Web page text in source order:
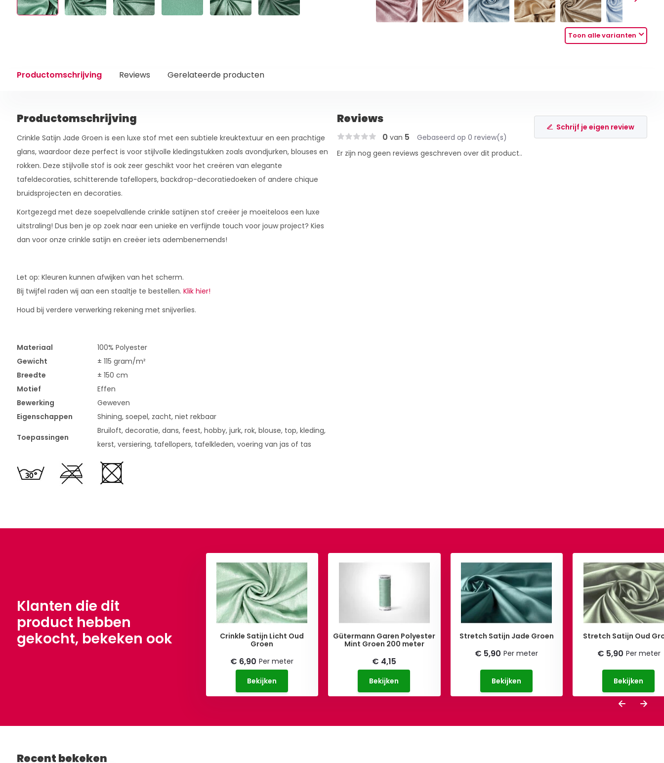
Toon alle varianten
Productomschrijving Reviews Gerelateerde producten
Productomschrijving
Crinkle Satijn Jade Groen is een luxe stof met een subtiele kreuktextuur en een prachtige
glans, waardoor deze perfect is voor stijlvolle kledingstukken zoals avondjurken, blouses en
rokken. Deze stijlvolle stof is ook zeer geschikt voor het creëren van elegante
tafeldecoraties, schitterende tafellopers, backdrop-decoratiedoeken of andere chique
bruidsprojecten en decoraties.
Kortgezegd met deze soepelvallende crinkle satijnen stof creëer je moeiteloos een luxe
uitstraling! Dus ben je op zoek naar een unieke en verfijnde touch voor jouw project? Kies
dan voor onze crinkle satijn en creëer iets adembenemends!
Let op: Kleuren kunnen afwijken van het scherm.
Bij twijfel raden wij aan een staaltje te bestellen. Klik hier!
Houd bij verdere verwerking rekening met snijverlies.
Materiaal
100% Polyester
Gewicht
± 115 gram/m²
Breedte
± 150 cm
Motief
Effen
Bewerking
Geweven
Eigenschappen
Shining, soepel, zacht, niet rekbaar
Toepassingen
Bruiloft, decoratie, dans, feest, hobby, jurk, rok, blouse, top, kleding,
kerst, versiering, tafellopers, tafelkleden, voering van jas of tas
Reviews
0 van 5 Gebaseerd op 0 review(s)
Schrijf je eigen review
Er zijn nog geen reviews geschreven over dit product..
Klanten die dit
product hebben
gekocht, bekeken ook
Oud Groen Crêpe Satijn Oud groen
Crinkle Satijn Licht Oud
Groen
€ 6,90 Per meter
Bekijken
Gütermann Garen Polyester
Mint Groen 200 meter
€ 4,15
Bekijken
Stretch Satijn Jade Groen
€ 5,90 Per meter
Bekijken
Stretch Satijn Oud
€ 5,90 Per meter
Bekijken
Recent bekeken